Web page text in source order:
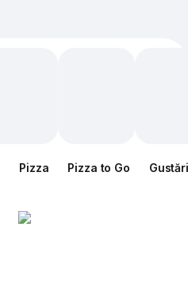
Pizza Pizza to Go Gustări